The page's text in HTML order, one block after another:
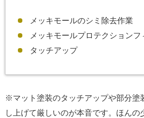
メッキモールのシミ除去作業
メッキモールプロテクションフ
タッチアップ
※マット塗装のタッチアップや部分塗
し上げて厳しいのが本音です。ほんの